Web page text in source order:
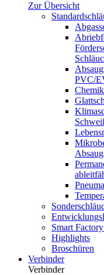
Zur Übersicht
PVC/
Smart
Highlights
Broschüren
Verbinder
Verbinder